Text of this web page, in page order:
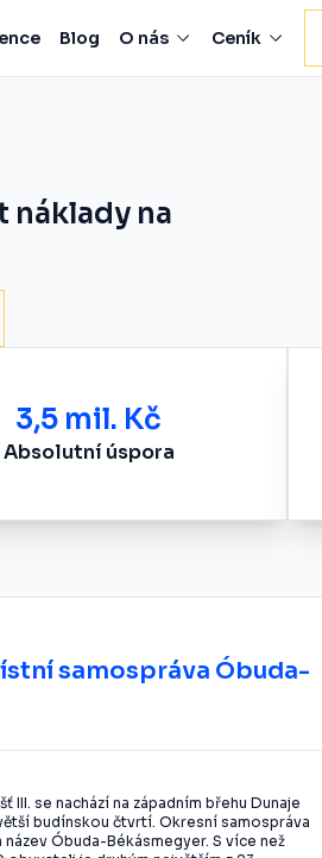
Blog O nás Ceník
náklady na
3,5 mil. Kč
Absolutní úspora
samospráva Óbuda-
III. se nachází na západním břehu Dunaje
budínskou čtvrtí. Okresní samospráva
název Óbuda-Békásmegyer. S více než